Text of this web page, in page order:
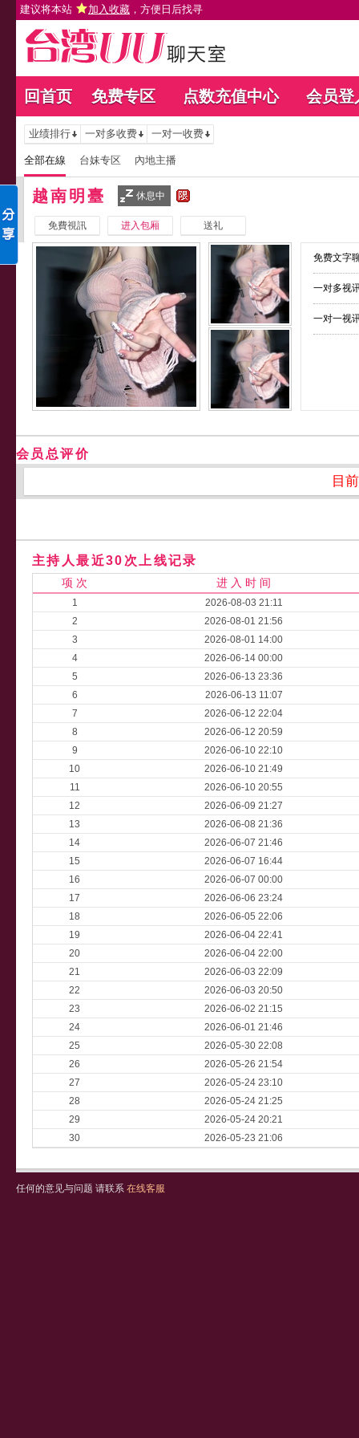
建议将本站 加入收藏 ，方便日后找寻
回首页 免费专区 点数充值中心 会员登
业绩排行 一对多收费 一对一收费
全部在線 台妹专区 內地主播
越南明臺 休息中
免費視訊 进入包厢 送礼
免费文字
一对多视
一对一视
会员总评价
目
主持人最近30次上线记录
项 次 进 入 时 间
1
2026-08-03 21:11
2
2026-08-01 21:56
3
2026-08-01 14:00
4
2026-06-14 00:00
5
2026-06-13 23:36
6
2026-06-13 11:07
7
2026-06-12 22:04
8
2026-06-12 20:59
9
2026-06-10 22:10
10
2026-06-10 21:49
11
2026-06-10 20:55
12
2026-06-09 21:27
13
2026-06-08 21:36
14
2026-06-07 21:46
15
2026-06-07 16:44
16
2026-06-07 00:00
17
2026-06-06 23:24
18
2026-06-05 22:06
19
2026-06-04 22:41
20
2026-06-04 22:00
21
2026-06-03 22:09
22
2026-06-03 20:50
23
2026-06-02 21:15
24
2026-06-01 21:46
25
2026-05-30 22:08
26
2026-05-26 21:54
27
2026-05-24 23:10
28
2026-05-24 21:25
29
2026-05-24 20:21
30
2026-05-23 21:06
任何的意见与问题 请联系 在线客服